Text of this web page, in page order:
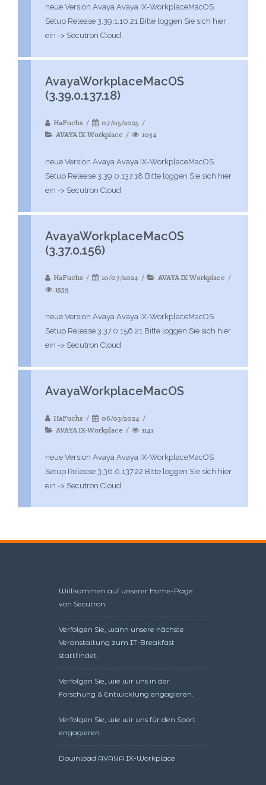
neue Version Avaya Avaya IX-WorkplaceMacOS
Setup Release 3.39.1.10.21 Bitte loggen Sie sich hier
ein -> Secutron Cloud
AvayaWorkplaceMacOS
(3.39.0.137.18)
HaFuchs
07/05/2025
AVAYA IX-Workplace
1034
neue Version Avaya Avaya IX-WorkplaceMacOS
Setup Release 3.39.0.137.18 Bitte loggen Sie sich hier
ein -> Secutron Cloud
AvayaWorkplaceMacOS
(3.37.0.156)
HaFuchs 10/07/2024
AVAYA IX-Workplace
1559
neue Version Avaya Avaya IX-WorkplaceMacOS
Setup Release 3.37.0.156.21 Bitte loggen Sie sich hier
ein -> Secutron Cloud
AvayaWorkplaceMacOS
HaFuchs
06/03/2024
AVAYA IX-Workplace
1141
neue Version Avaya Avaya IX-WorkplaceMacOS
Setup Release 3.36.0.137.22 Bitte loggen Sie sich hier
ein -> Secutron Cloud
Willkommen auf unserer Home-Page
von Secutron.
Verfolgen Sie, wann unsere nächste
Veranstaltung zum IT-Breakfast
stattfindet.
Verfolgen Sie, wie wir uns in der
Forschung & Entwicklung engagieren.
Verfolgen Sie, wie wir uns für den Sport
engagieren.
Download AVAYA IX-Workplace